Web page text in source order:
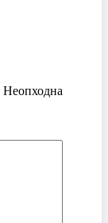
Неопходна